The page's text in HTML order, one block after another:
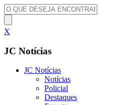
X
JC Notícias
JC Notícias
Notícias
Policial
Destaques